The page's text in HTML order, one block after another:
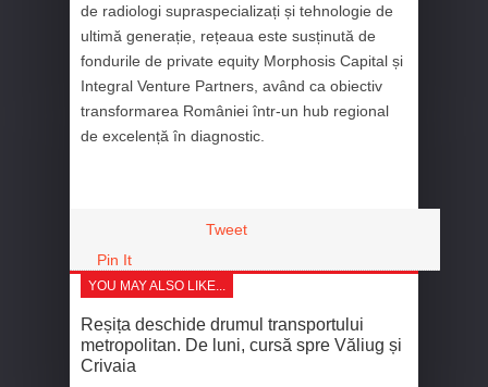
de radiologi supraspecializați și tehnologie de
ultimă generație, rețeaua este susținută de
fondurile de private equity Morphosis Capital și
Integral Venture Partners, având ca obiectiv
transformarea României într-un hub regional
de excelență în diagnostic.
Tweet
Pin It
YOU MAY ALSO LIKE...
Reșița deschide drumul transportului
metropolitan. De luni, cursă spre Văliug și
Crivaia